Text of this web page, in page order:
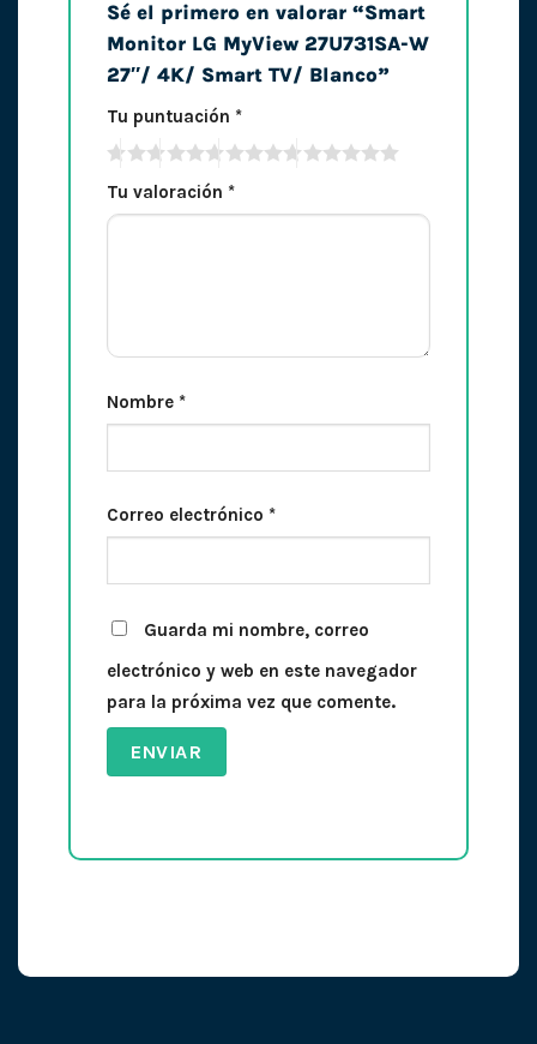
Sé el primero en valorar “Smart
Monitor LG MyView 27U731SA-W
27″/ 4K/ Smart TV/ Blanco”
Tu puntuación *
Tu valoración *
Nombre *
Correo electrónico *
Guarda mi nombre, correo
electrónico y web en este navegador
para la próxima vez que comente.